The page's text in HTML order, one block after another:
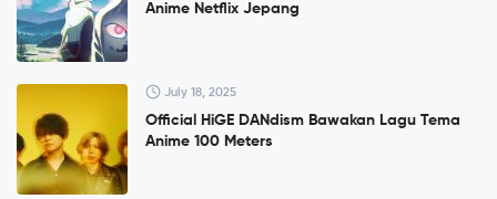
Anime Netflix Jepang
July 18, 2025
Official HiGE DANdism Bawakan Lagu Tema
Anime 100 Meters